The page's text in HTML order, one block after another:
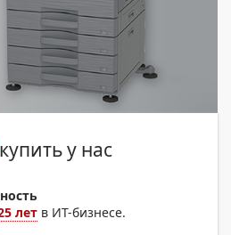
купить у нас
лет в ИТ-бизнесе.